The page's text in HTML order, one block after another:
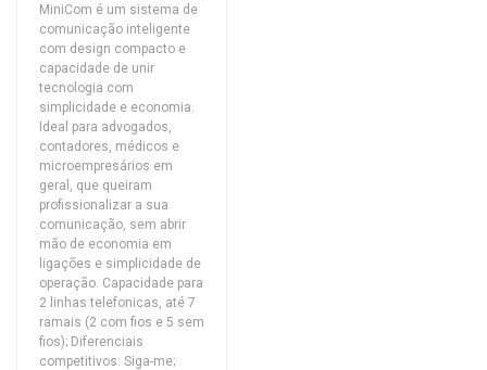
MiniCom é um sistema de
comunicação inteligente
com design compacto e
capacidade de unir
tecnologia com
simplicidade e economia.
Ideal para advogados,
contadores, médicos e
microempresários em
geral, que queiram
profissionalizar a sua
comunicação, sem abrir
mão de economia em
ligações e simplicidade de
operação. Capacidade para
2 linhas telefonicas, até 7
ramais (2 com fios e 5 sem
fios); Diferenciais
competitivos: Siga-me;